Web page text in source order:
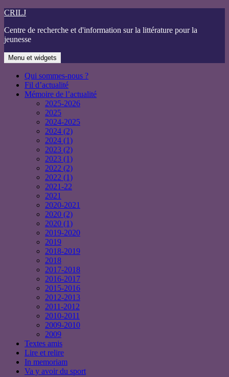
Aller
contenu
CRILJ
Centre de recherche et d'information sur la littérature pour la
jeunesse
Menu et widgets
Qui sommes-nous ?
Fil d’actualité
Mémoire de l’actualité
2025-2026
2025
2024-2025
2024 (2)
2024 (1)
2023 (2)
2023 (1)
2022 (2)
2022 (1)
2021-22
2021
2020-2021
2020 (2)
2020 (1)
2019-2020
2019
2018-2019
2018
2017-2018
2016-2017
2015-2016
2012-2013
2011-2012
2010-2011
2009-2010
2009
Textes amis
Lire et relire
In memoriam
Va y avoir du sport